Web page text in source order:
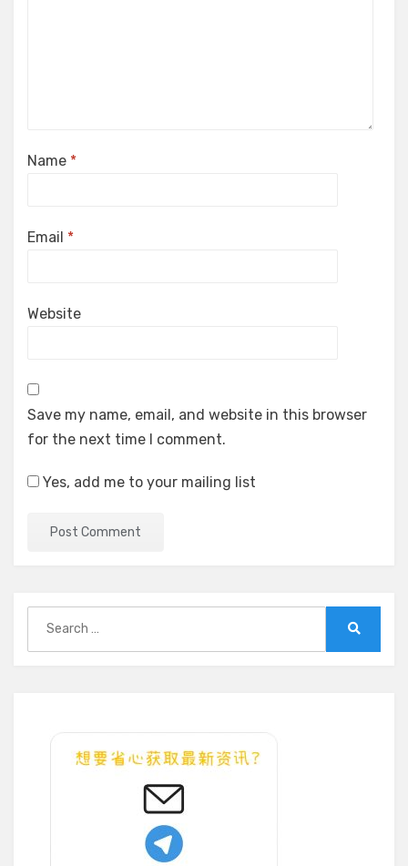
Name *
Email *
Website
Save my name, email, and website in this browser
for the next time I comment.
Yes, add me to your mailing list
for: